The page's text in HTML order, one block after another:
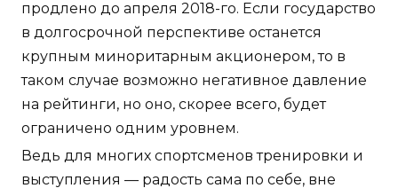
продлено до апреля 2018-го. Если государство
в долгосрочной перспективе останется
крупным миноритарным акционером, то в
таком случае возможно негативное давление
на рейтинги, но оно, скорее всего, будет
ограничено одним уровнем.
Ведь для многих спортсменов тренировки и
выступления — радость сама по себе, вне